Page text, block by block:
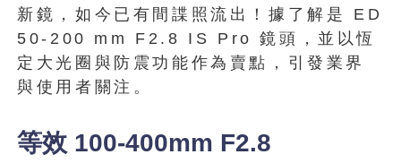
新鏡，如今已有間諜照流出！據了解是 ED
50-200 mm F2.8 IS Pro 鏡頭，並以恆
定大光圈與防震功能作為賣點，引發業界
與使用者關注。
等效 100-400mm F2.8